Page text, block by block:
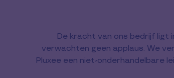
De kracht van ons bedrijf ligt
verwachten geen applaus. We
Pluxee een niet-onderhandelbare